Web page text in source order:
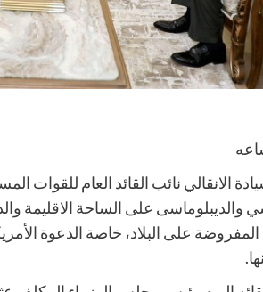
الانقالي نائب القائد العام
والديبلوماسى على الساحة الاقليمة
على البلاد، خاصة الدعوة